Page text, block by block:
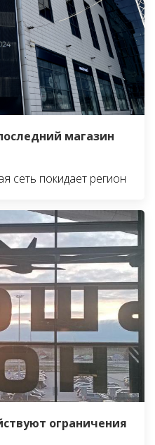
магазин
сеть покидает регион
ограничения